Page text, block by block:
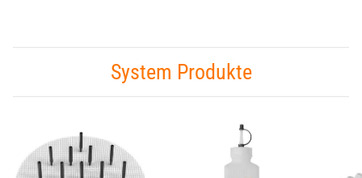
System Produkte